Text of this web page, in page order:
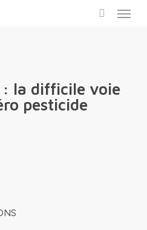
Menu
: la difficile voie
pesticide